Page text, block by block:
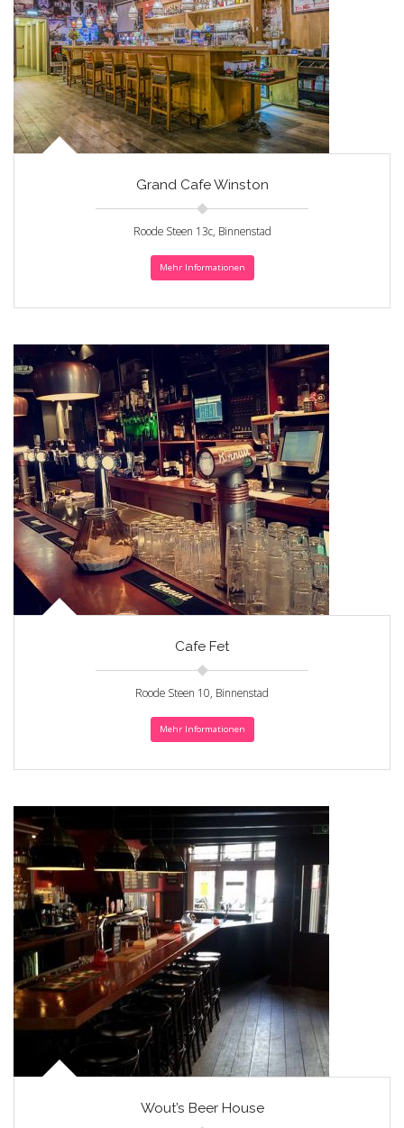
Grand Cafe Winston
Roode Steen 13c, Binnenstad
Mehr Informationen
Cafe Fet
Roode Steen 10, Binnenstad
Mehr Informationen
Wout’s Beer House